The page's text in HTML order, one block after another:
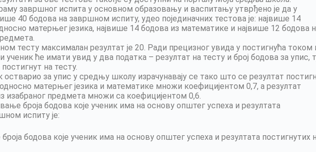
завршног испита у основном образовању и васпитању утврђено је да у
40 бодова на завршном испиту, удео појединачних тестова је: највише 14
матерњег језика, највише 14 бодова из математике и највише 12 бодова
тесту максималан резултат је 20. Ради прецизног увида у постигнућа током
ученик ће имати увид у два податка – резултат на тесту и број бодова за упис,
на тесту.
остварио за упис у средњу школу израчунавају се тако што се резултат
матерњег језика и математике множи коефицијентом 0,7, а резултат
изабраног предмета множи са коефицијентом 0,6.
броја бодова које ученик има на основу општег успеха и резултата
испиту је:
бодова које ученик има на основу општег успеха и резултата постигнутих